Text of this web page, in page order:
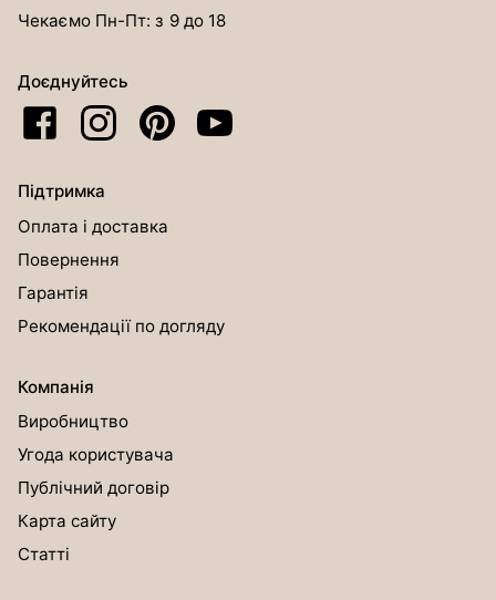
Чекаємо Пн-Пт: з 9 до 18
Доєднуйтесь
Підтримка
Оплата і доставка
Повернення
Гарантія
Рекомендації по догляду
Компанія
Виробництво
Угода користувача
Публічний договір
Карта сайту
Статті